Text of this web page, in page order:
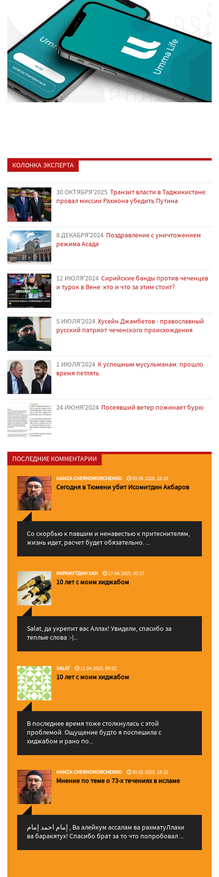
КОЛОНКА ЭКСПЕРТА
30 ОКТЯБРЯ'2025 Транзит власти в Таджикистане:
провал миссии Рахмона убедить Путина
8 ДЕКАБРЯ'2024 Поздравление с уничтожением
режима Асада
12 ИЮЛЯ'2024 Сирийские банды против чеченцев
и турок в Вене: кто и что за этим стоит?
5 ИЮЛЯ'2024 Хусейн Джамбетов - православный
русский патриот чеченского происхождения
1 ИЮЛЯ'2024 К успешным мусульманам: прошло
время петлять
24 ИЮНЯ'2024 Посеявший ветер пожинает бурю
ПОСЛЕДНИЕ КОММЕНТАРИИ
HAMZA CHERNOMORCHENKO 03.06.2026, 23:29
Сегодня в Тюмени убит Исомитдин Акбаров
Со скорбью к павшим и ненавестью к притеснителям,
жизнь идет, расчет будет обязательно. ...
ИКРАМУТДИН ХАН 17.04.2025, 00:27
10 лет с моим хиджабом
Salat, да укрепит вас Аллаx! Увидели, спасибо за
теплые слова :-)...
SALAT 11.04.2025, 09:02
10 лет с моим хиджабом
В последнее время тоже столкнулась с этой
проблемой. Ощущение будто я поспешила с
хиджабом и рано по...
HAMZA CHERNOMORCHENKO 30.01.2025, 15:22
Мнение по теме о 73-х течениях в исламе
إمام احمد إمام , Ва алейкум ассалам ва рахматуЛлахи
ва баракятух! Спасибо брат за то что попробовал ...